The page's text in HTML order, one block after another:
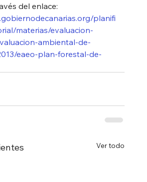
del enlace:
planifi
materias/evaluacion-
ambiental-de-
eaeo-plan-forestal-de-
Ver todo